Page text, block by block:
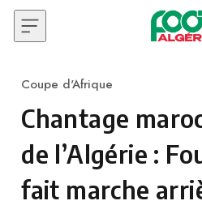
Skip to content
Category
Coupe d'Afrique
Chantage
de l’Algérie :
fait marche